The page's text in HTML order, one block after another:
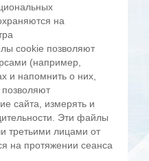
на
cookie позволяют
(например,
и напомнить о них,
сайта, измерять и
Эти файлы
третьими лицами от
на протяжении сеанса